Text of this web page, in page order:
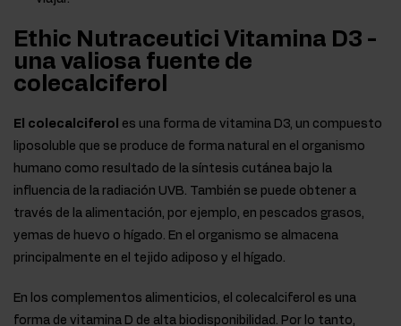
Ethic Nutraceutici Vitamina D3 -
una valiosa fuente de
colecalciferol
El colecalciferol
es una forma de vitamina D3, un compuesto
liposoluble que se produce de forma natural en el organismo
humano como resultado de la síntesis cutánea bajo la
influencia de la radiación UVB. También se puede obtener a
través de la alimentación, por ejemplo, en pescados grasos,
yemas de huevo o hígado. En el organismo se almacena
principalmente en el tejido adiposo y el hígado.
En los complementos alimenticios, el colecalciferol es una
forma de vitamina D de alta biodisponibilidad. Por lo tanto,